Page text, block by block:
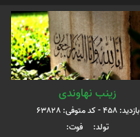
زینب نهاوندی
بازدید: 458 - کد متوفی: 63828
تولد: فوت: